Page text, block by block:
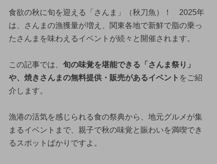
食欲の秋に旬を迎える「さんま」（秋刀魚）！ 2025年
は、さんまの漁獲量が増え、関東各地で新鮮で脂の乗っ
たさんまを味わえるイベントが続々と開催されます。
この記事では、 旬の味覚を堪能できる「さんま祭り」
や、焼きさんまの無料提供・販売があるイベント をご紹
介します。
漁港の活気を感じられる食の祭典から、地元グルメが集
まるイベントまで、親子で秋の味覚と賑わいを満喫でき
るスポットばかりですよ。